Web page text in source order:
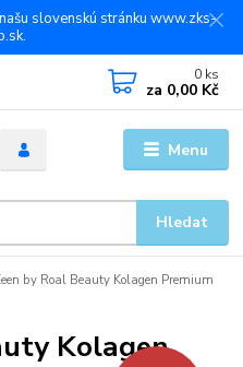
slovenskú stránku www.zks-
Menu
Hledat
0 ks
za 0,00 Kč
by Roal Beauty Kolagen Premium
Kolagen